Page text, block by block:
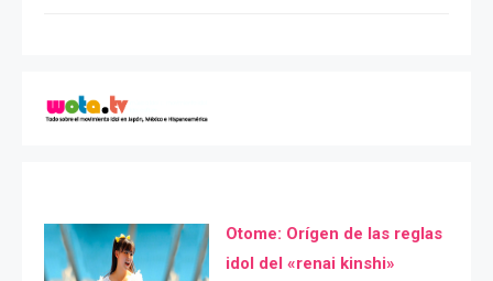
Otome: Orígen de las reglas
idol del «renai kinshi»